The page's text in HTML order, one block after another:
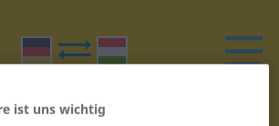
ist uns wichtig